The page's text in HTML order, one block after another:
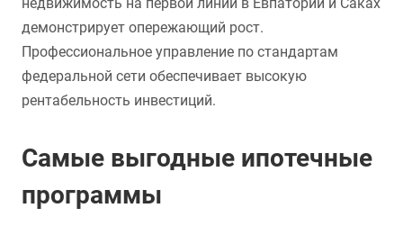
демонстрирует опережающий рост.
Профессиональное управление по стандартам
федеральной сети обеспечивает высокую
рентабельность инвестиций.
Самые выгодные ипотечные
программы